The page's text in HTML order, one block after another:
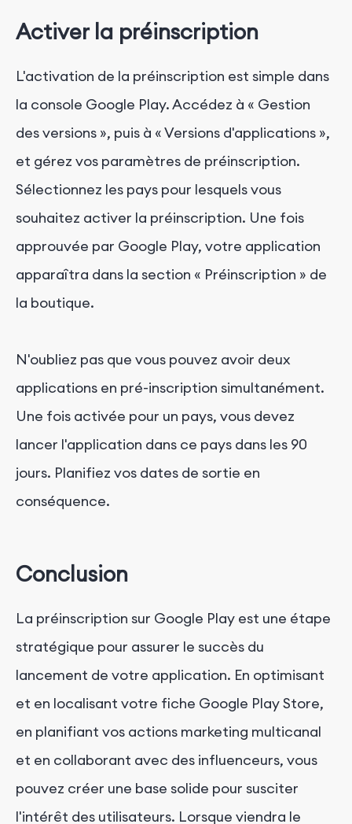
Activer la préinscription
L'activation de la préinscription est simple dans
la console Google Play. Accédez à « Gestion
des versions », puis à « Versions d'applications »,
et gérez vos paramètres de préinscription.
Sélectionnez les pays pour lesquels vous
souhaitez activer la préinscription. Une fois
approuvée par Google Play, votre application
apparaîtra dans la section « Préinscription » de
la boutique.
N'oubliez pas que vous pouvez avoir deux
applications en pré-inscription simultanément.
Une fois activée pour un pays, vous devez
lancer l'application dans ce pays dans les 90
jours. Planifiez vos dates de sortie en
conséquence.
Conclusion
La préinscription sur Google Play est une étape
stratégique pour assurer le succès du
lancement de votre application. En optimisant
et en localisant votre fiche Google Play Store,
en planifiant vos actions marketing multicanal
et en collaborant avec des influenceurs, vous
pouvez créer une base solide pour susciter
l'intérêt des utilisateurs. Lorsque viendra le